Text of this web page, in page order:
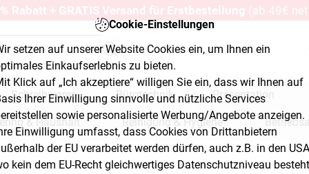
Cookie-Einstellungen
setzen auf unserer Website Cookies ein, um Ihnen ein
Einkaufserlebnis zu bieten.
Klick auf „Ich akzeptiere“ willigen Sie ein, dass wir Ihnen auf
Ihrer Einwilligung sinnvolle und nützliche Services
sowie personalisierte Werbung/Angebote anzeigen.
Einwilligung umfasst, dass Cookies von Drittanbietern
der EU verarbeitet werden dürfen, auch z.B. in den
kein dem EU-Recht gleichwertiges Datenschutzniveau
Rabatt + GRATIS Versand für Erstbestellung (ab 49€
Schreibwaren Bürotechnik Präsentation
& Haushalt Reinigung & Hygiene
& Baumarkt
Button 2
Breadcrumb Flyout Button 3